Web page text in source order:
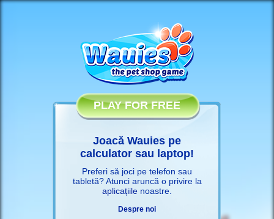
PLAY FOR FREE
Joacă Wauies pe
calculator sau laptop!
Preferi să joci pe telefon sau
tabletă? Atunci aruncă o privire la
aplicațiile noastre.
Despre noi